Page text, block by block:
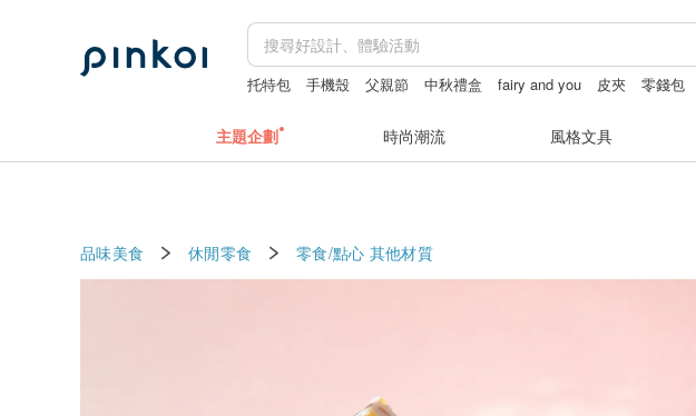
托特包 手機殼 父親節 中秋禮盒 fairy and you 皮夾 零錢包
主題企劃 時尚潮流 風格文具
品味美食 休閒零食 零食/點心 其他材質